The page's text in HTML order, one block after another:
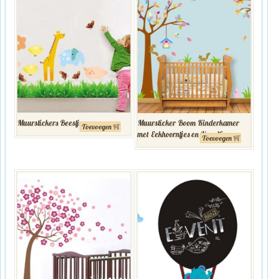
Muurstickers BeestjesToevoegen
Muursticker Boom Kinderkamer
met Eekhoorntjes en Vogeltjes
Toevoegen